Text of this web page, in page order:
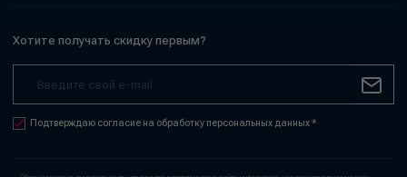
Хотите получать скидку первым?
Подтверждаю согласие на обработку персональных данных *